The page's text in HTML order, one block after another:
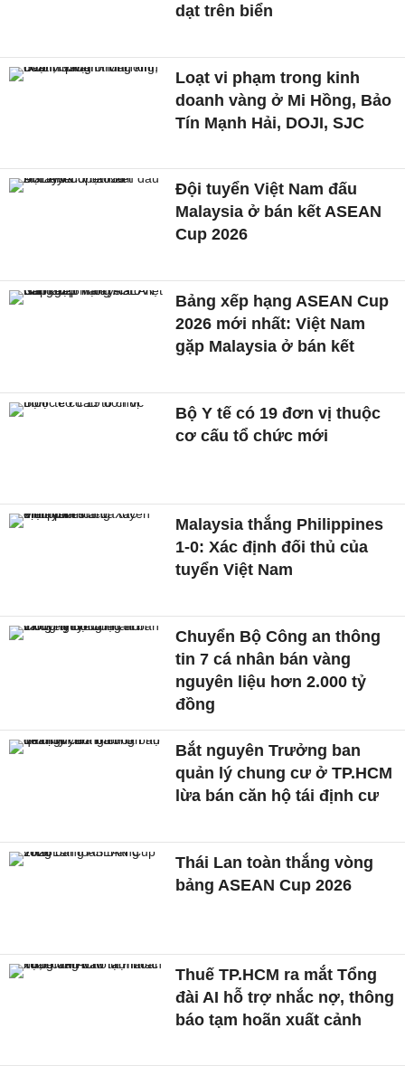
dạt trên biển
Loạt vi phạm trong kinh
doanh vàng ở Mi Hồng, Bảo
Tín Mạnh Hải, DOJI, SJC
Đội tuyển Việt Nam đấu
Malaysia ở bán kết ASEAN
Cup 2026
Bảng xếp hạng ASEAN Cup
2026 mới nhất: Việt Nam
gặp Malaysia ở bán kết
Bộ Y tế có 19 đơn vị thuộc
cơ cấu tổ chức mới
Malaysia thắng Philippines
1-0: Xác định đối thủ của
tuyển Việt Nam
Chuyển Bộ Công an thông
tin 7 cá nhân bán vàng
nguyên liệu hơn 2.000 tỷ
đồng
Bắt nguyên Trưởng ban
quản lý chung cư ở TP.HCM
lừa bán căn hộ tái định cư
Thái Lan toàn thắng vòng
bảng ASEAN Cup 2026
Thuế TP.HCM ra mắt Tổng
đài AI hỗ trợ nhắc nợ, thông
báo tạm hoãn xuất cảnh